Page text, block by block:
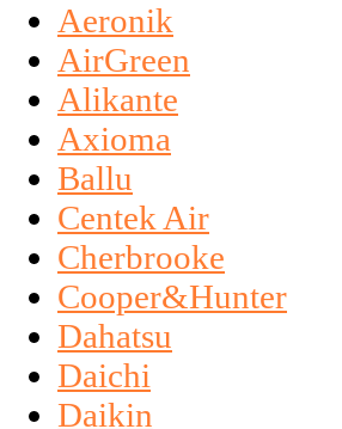
Aeronik
AirGreen
Alikante
Axioma
Ballu
Centek Air
Cherbrooke
Cooper&Hunter
Dahatsu
Daichi
Daikin